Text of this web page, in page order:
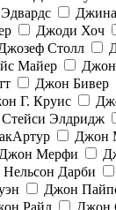
Джоди Хоч
Столл
Майер
Джон Бивер
Г. Круис
Элдридж
Джон
Джон Мерфи
Дарби
Джон